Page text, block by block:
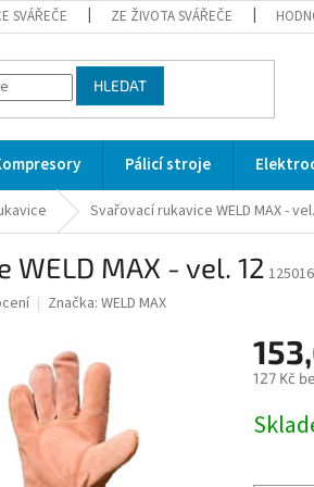
SVÁŘEČE ZE ŽIVOTA SVÁŘEČE
HLEDAT
Pálicí stroje
Svařovací rukavice WELD MAX -
WELD MAX - vel. 12125016
Značka: WELD MAX
127 Kč
cena: